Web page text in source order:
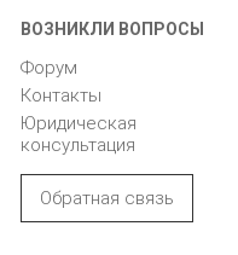
ВОЗНИКЛИ ВОПРОСЫ
Форум
Контакты
Юридическая
консультация
Обратная связь